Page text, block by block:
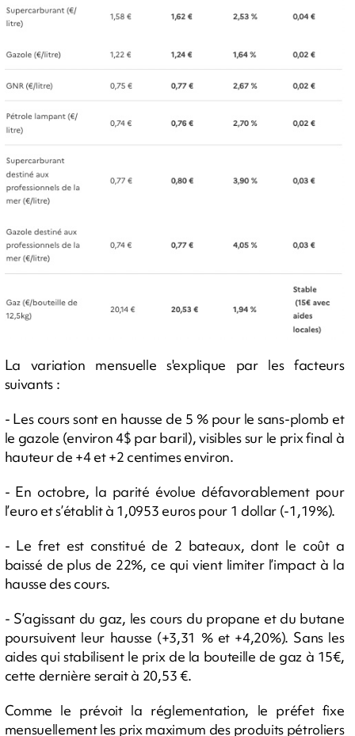
La variation mensuelle s'explique par les facteurs
suivants :
- Les cours sont en hausse de 5 % pour le sans-plomb et
le gazole (environ 4$ par baril), visibles sur le prix final à
hauteur de +4 et +2 centimes environ.
- En octobre, la parité évolue défavorablement pour
l’euro et s’établit à 1,0953 euros pour 1 dollar (-1,19%).
- Le fret est constitué de 2 bateaux, dont le coût a
baissé de plus de 22%, ce qui vient limiter l’impact à la
hausse des cours.
- S’agissant du gaz, les cours du propane et du butane
poursuivent leur hausse (+3,31 % et +4,20%). Sans les
aides qui stabilisent le prix de la bouteille de gaz à 15€,
cette dernière serait à 20,53 €.
Comme le prévoit la réglementation, le préfet fixe
mensuellement les prix maximum des produits pétroliers